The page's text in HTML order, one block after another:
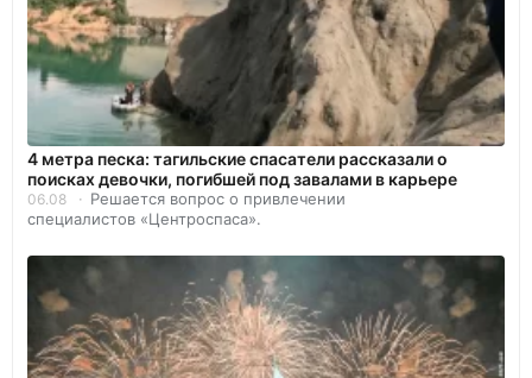
4 метра песка: тагильские спасатели рассказали о
поисках девочки, погибшей под завалами в карьере
06.08
Решается вопрос о привлечении
специалистов «Центроспаса».